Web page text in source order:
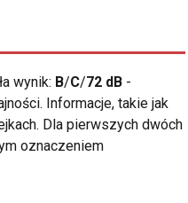
wynik: B/C/72 dB -
Informacje, takie jak
Dla pierwszych dwóch
oznaczeniem